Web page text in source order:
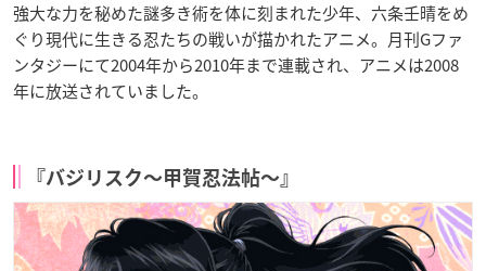
強大な力を秘めた謎多き術を体に刻まれた少年、六条壬晴をめ
ぐり現代に生きる忍たちの戦いが描かれたアニメ。月刊Gファ
ンタジーにて2004年から2010年まで連載され、アニメは2008
年に放送されていました。
『バジリスク〜甲賀忍法帖〜』